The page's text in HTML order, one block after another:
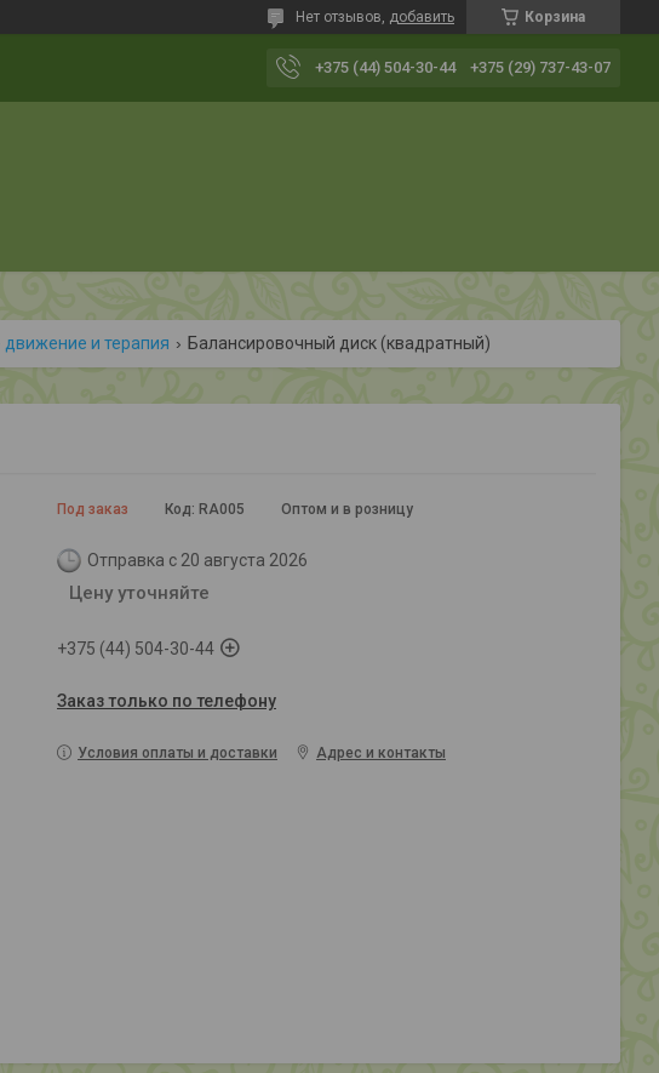
Корзина
Нет отзывов, добавить
+375 (44) 504-30-44 +375 (29) 737-43-07
и терапия Балансировочный диск (квадратный)
Под заказ Оптом и в розницу
Код: RA005
Отправка с 20 августа 2026
Цену уточняйте
+375 (44) 504-30-44
Заказ только по телефону
Условия оплаты и доставки Адрес и контакты